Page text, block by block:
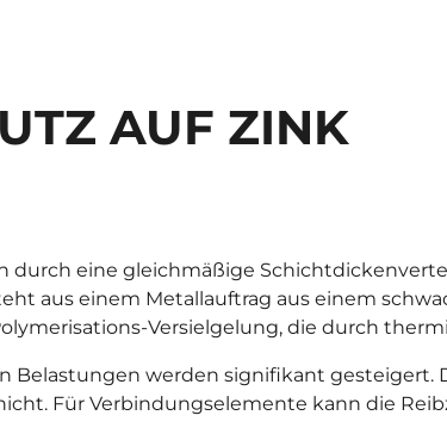
AUF ZINK
durch eine gleichmäßige
aus einem Metallauftrag aus einem
Versielgelung, die durch
werden signifikant gesteigert.
Für Verbindungselemente kann die